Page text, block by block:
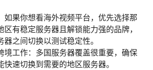
如果你想看海外视频平台，优先选择那
区有稳定服务器且解锁能力强的品牌，
器之间切换以测试稳定性。
境工作：多国服务器覆盖很重要，确保
快速切换到需要的地区服务器。